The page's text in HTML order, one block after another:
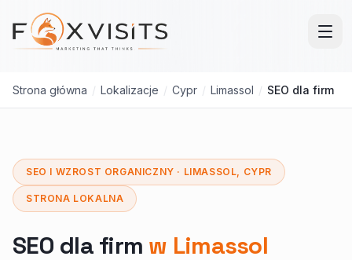
Przejdź do treści głównej
Strona główna / Lokalizacje / Cypr / Limassol / SEO dla firm
SEO I WZROST ORGANICZNY · LIMASSOL, CYPR
STRONA LOKALNA
SEO dla firm w Limassol